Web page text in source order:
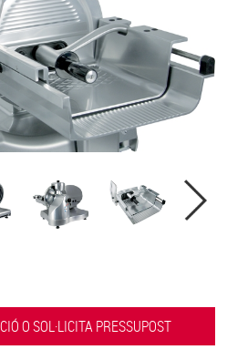
O SOL·LICITA PRESSUPOST